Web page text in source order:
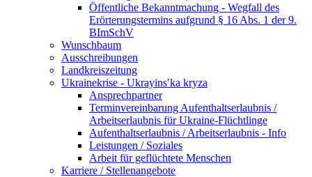
Öffentliche Bekanntmachung - Wegfall des
Erörterungstermins aufgrund § 16 Abs. 1 der 9.
BImSchV
Wunschbaum
Ausschreibungen
Landkreiszeitung
Ukrainekrise - Ukrayinsʹka kryza
Ansprechpartner
Terminvereinbarung Aufenthaltserlaubnis /
Arbeitserlaubnis für Ukraine-Flüchtlinge
Aufenthaltserlaubnis / Arbeitserlaubnis - Info
Leistungen / Soziales
Arbeit für geflüchtete Menschen
Karriere / Stellenangebote